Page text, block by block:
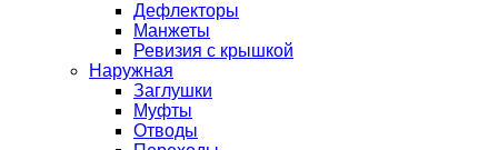
Дефлекторы
Манжеты
Ревизия с крышкой
Наружная
Заглушки
Муфты
Отводы